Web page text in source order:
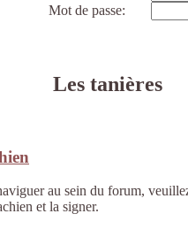
Mot de passe:
Les tanières
au sein du forum,
et la signer.